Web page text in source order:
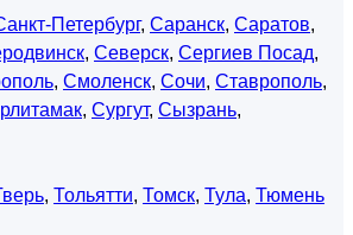
Петербург, Саранск, Саратов,
, Северск, Сергиев Посад,
, Смоленск, Сочи, Ставрополь,
, Сургут, Сызрань,
, Тольятти, Томск, Тула, Тюмень